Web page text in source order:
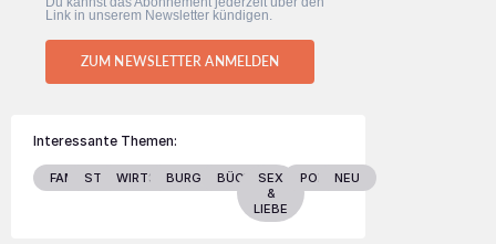
Link in unserem Newsletter kündigen.
ZUM NEWSLETTER ANMELDEN
Interessante Themen:
FAMILIESTARSWIRTSCHAFTBURGENLANDBÜCHERSEX
&
LIEBE
POLITIKNEU